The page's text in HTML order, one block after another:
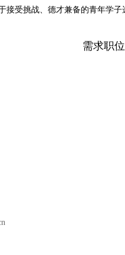
接受挑战、德才兼备的青年学
需求职位